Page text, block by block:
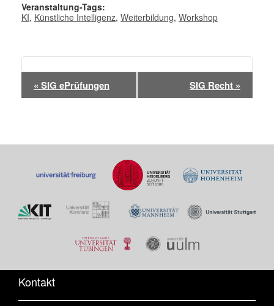
Veranstaltung-Tags:
KI, Künstliche Intelligenz, Weiterbildung, Workshop
Veranstaltung-
Navigation
« SIG ePrüfungen SIG Recht »
Kontakt